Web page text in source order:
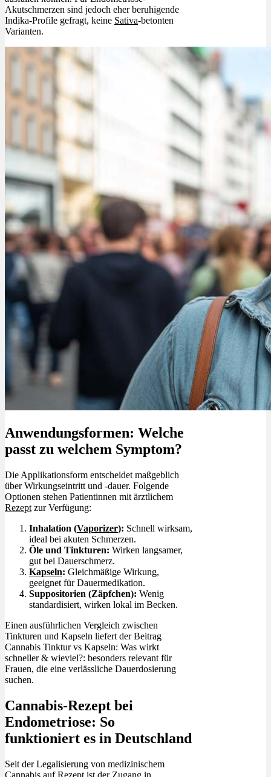
Akutschmerzen sind jedoch eher beruhigende
Indika-Profile gefragt, keine Sativa-betonten
Varianten.
Anwendungsformen: Welche
passt zu welchem Symptom?
Die Applikationsform entscheidet maßgeblich
über Wirkungseintritt und -dauer. Folgende
Optionen stehen Patientinnen mit ärztlichem
Rezept zur Verfügung:
Inhalation (Vaporizer): Schnell wirksam,
ideal bei akuten Schmerzen.
Öle und Tinkturen: Wirken langsamer,
gut bei Dauerschmerz.
Kapseln: Gleichmäßige Wirkung,
geeignet für Dauermedikation.
Suppositorien (Zäpfchen): Wenig
standardisiert, wirken lokal im Becken.
Einen ausführlichen Vergleich zwischen
Tinkturen und Kapseln liefert der Beitrag
Cannabis Tinktur vs Kapseln: Was wirkt
schneller & wieviel?: besonders relevant für
Frauen, die eine verlässliche Dauerdosierung
suchen.
Cannabis-Rezept bei
Endometriose: So
funktioniert es in Deutschland
Seit der Legalisierung von medizinischem
Cannabis aufRezept ist der Zugang in